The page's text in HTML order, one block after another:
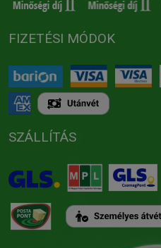
FIZETÉSI MÓDOK
SZÁLLÍTÁS